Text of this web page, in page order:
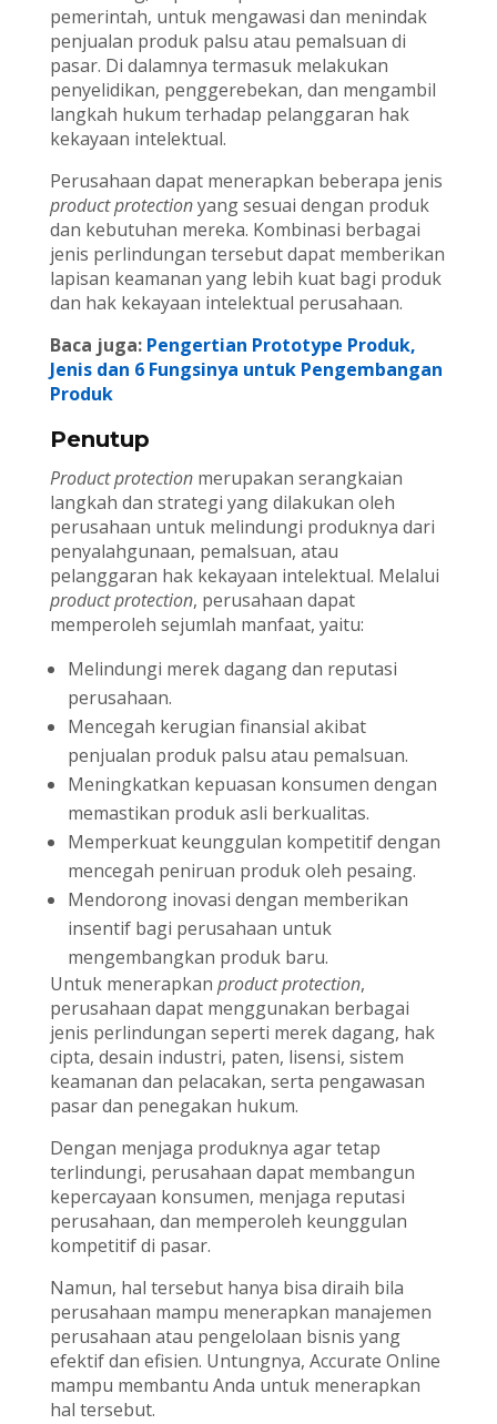
pemerintah, untuk mengawasi dan menindak
penjualan produk palsu atau pemalsuan di
pasar. Di dalamnya termasuk melakukan
penyelidikan, penggerebekan, dan mengambil
langkah hukum terhadap pelanggaran hak
kekayaan intelektual.
Perusahaan dapat menerapkan beberapa jenis
product protectionyang sesuai dengan produk
dan kebutuhan mereka. Kombinasi berbagai
jenis perlindungan tersebut dapat memberikan
lapisan keamanan yang lebih kuat bagi produk
dan hak kekayaan intelektual perusahaan.
Baca juga: Pengertian Prototype Produk,
Jenis dan 6 Fungsinya untuk Pengembangan
Produk
Penutup
Product protectionmerupakan serangkaian
langkah dan strategi yang dilakukan oleh
perusahaan untuk melindungi produknya dari
penyalahgunaan, pemalsuan, atau
pelanggaran hak kekayaan intelektual. Melalui
product protection, perusahaan dapat
memperoleh sejumlah manfaat, yaitu:
Melindungi merek dagang dan reputasi
perusahaan.
Mencegah kerugian finansial akibat
penjualan produk palsu atau pemalsuan.
Meningkatkan kepuasan konsumen dengan
memastikan produk asli berkualitas.
Memperkuat keunggulan kompetitif dengan
mencegah peniruan produk oleh pesaing.
Mendorong inovasi dengan memberikan
insentif bagi perusahaan untuk
mengembangkan produk baru.
Untuk menerapkan product protection,
perusahaan dapat menggunakan berbagai
jenis perlindungan seperti merek dagang, hak
cipta, desain industri, paten, lisensi, sistem
keamanan dan pelacakan, serta pengawasan
pasar dan penegakan hukum.
Dengan menjaga produknya agar tetap
terlindungi, perusahaan dapat membangun
kepercayaan konsumen, menjaga reputasi
perusahaan, dan memperoleh keunggulan
kompetitif di pasar.
Namun, hal tersebut hanya bisa diraih bila
perusahaan mampu menerapkan manajemen
perusahaan atau pengelolaan bisnis yang
efektif dan efisien. Untungnya, Accurate Online
mampu membantu Anda untuk menerapkan
hal tersebut.